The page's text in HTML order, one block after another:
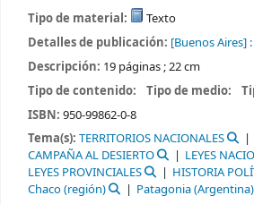
Tipo de material:
Texto
Detalles de publicación: [Buenos Aires] :
Descripción: 19 páginas ; 22 cm
Tipo de contenido:
Tipo de medio:
ISBN: 950-99862-0-8
Tema(s): TERRITORIOS NACIONALES
CAMPAÑA AL DESIERTO
LEYES
LEYES PROVINCIALES
HISTORIA
Chaco (región)
Patagonia (Argentina)